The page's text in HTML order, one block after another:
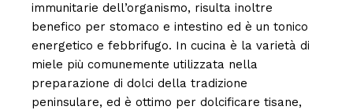
immunitarie dell’organismo, risulta inoltre
benefico per stomaco e intestino ed è un tonico
energetico e febbrifugo. In cucina è la varietà di
miele più comunemente utilizzata nella
preparazione di dolci della tradizione
peninsulare, ed è ottimo per dolcificare tisane,